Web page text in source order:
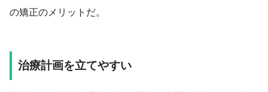
の矯正のメリットだ。
治療計画を立てやすい